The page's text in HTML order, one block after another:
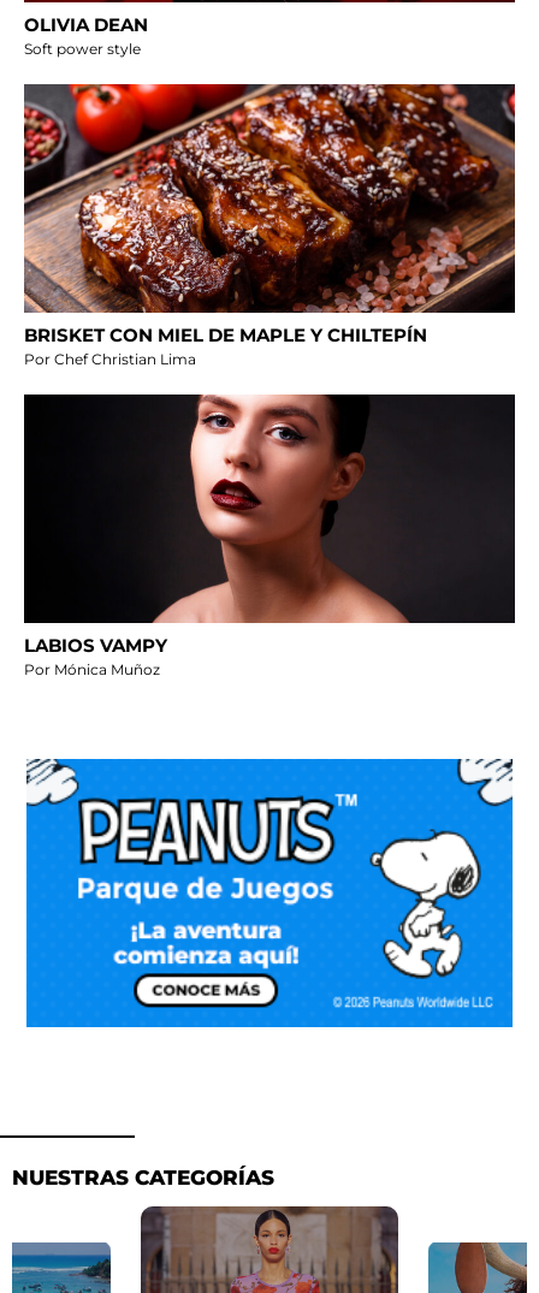
OLIVIA DEAN
Soft power style
BRISKET CON MIEL DE MAPLE Y CHILTEPÍN
Por Chef Christian Lima
LABIOS VAMPY
Por Mónica Muñoz
NUESTRAS CATEGORÍAS